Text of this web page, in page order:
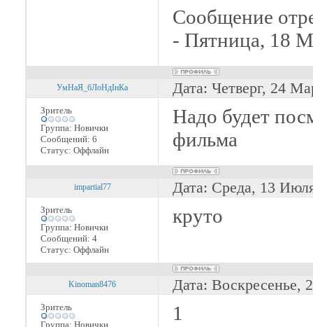
Сообщение
- Пятница, 18
УмНаЯ_бЛоНдІнКа Дата: Четверг, 24
Зритель
Группа: Новички
Сообщений: 6
Статус: Оффлайн
Надо будет
фильма
impartial77 Дата: Среда, 13
Зритель
Группа: Новички
Сообщений: 4
Статус: Оффлайн
круто
Kinoman8476 Дата:
Зритель
Группа: Новички
1